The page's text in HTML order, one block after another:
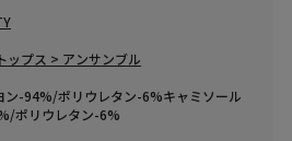
ップス > アンサンブル
ン-94%/ポリウレタン-6%キャミソール
ポリウレタン-6%